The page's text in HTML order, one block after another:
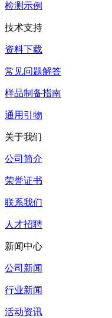
检测示例
技术支持
资料下载
常见问题解答
样品制备指南
通用引物
关于我们
公司简介
荣誉证书
联系我们
人才招聘
新闻中心
公司新闻
行业新闻
活动资讯